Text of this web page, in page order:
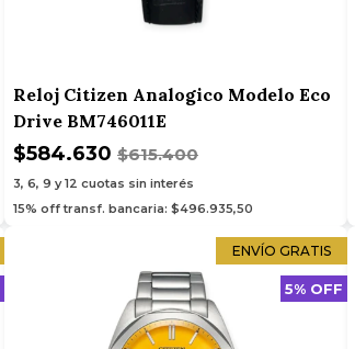
Reloj Citizen Analogico Modelo Eco
Drive BM746011E
$584.630 $615.400
3, 6, 9 y 12 cuotas sin interés
15% off transf. bancaria: $496.935,50
ENVÍO GRATIS
5% OFF